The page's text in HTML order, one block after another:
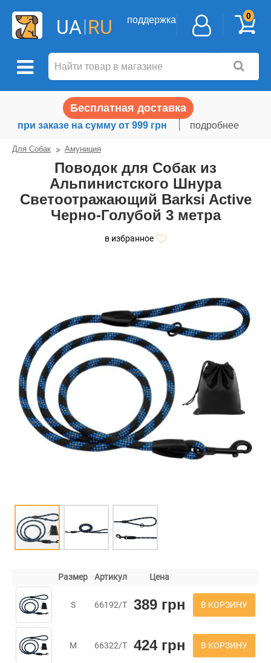
UA RU поддержка 0
Бесплатная доставка
при заказе на сумму от 999 грн подробнее
Для Собак Амуниция
Поводок для Собак из
Альпинистского Шнура
Светоотражающий Barksi Active
Черно-Голубой 3 метра
в избранное
Размер Артикул Цена
S 66192/Т 389 грн В КОРЗИНУ
M 66322/Т 424 грн В КОРЗИНУ